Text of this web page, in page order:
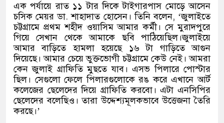
এক পর্যায়ে রাত ১১ টার দিকে টাইগারপাস মোড়ে আসেন
চসিক মেয়র ডা. শাহাদাত হোসেন। তিনি বলেন, ‘জুলাইতে
চট্টগ্রামে প্রথম শহীদ ওয়াসিম আমার কর্মী। সে মুরাদপুরে
গিয়ে সেখান থেকে আমাকে ছবি পাঠিয়েছিল।জুলাইয়ে
আমার বাড়িতে হামলা হয়েছে ১৬ টা গাড়িতে আগুন
দিয়েছে। আমার চেয়ে ভুক্তভোগী চট্টগ্রামে কেউ নেই। আমরা
কেন জুলাই গ্রাফিতি মুছতে যাব। এসভ পিলারে পোস্টার
ছিল। সেগুলো ফেলে পিলারগুলোকে রঙ করে এখানে আর্ট
কলেজের ছেলেদের দিয়ে গ্রাফিতি করবো। এটা এনসিপির
ছেলেদের বলেছিও। তারা উদ্দেশ্যমূলকভাবে উত্তেজনা তৈরি
করছে।’